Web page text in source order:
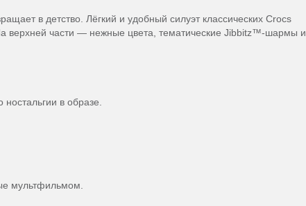
в детство. Лёгкий и удобный силуэт классических Crocs
верхней части — нежные цвета, тематические Jibbitz™-шармы и
в образе.
мультфильмом.